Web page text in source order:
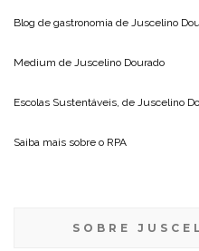
Blog de gastronomia de Juscelino
Medium de Juscelino Dourado
Escolas Sustentáveis, de Juscelino
Saiba mais sobre o RPA
SOBRE